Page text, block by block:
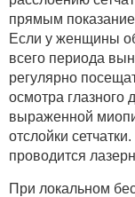
прямым
Если у женщины
всего периода
регулярно
осмотра глазного
выраженной
отслойки
проводится
При локальном